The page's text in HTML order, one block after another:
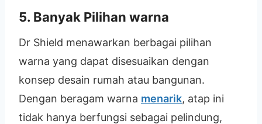
5. Banyak Pilihan warna
Dr Shield menawarkan berbagai pilihan
warna yang dapat disesuaikan dengan
konsep desain rumah atau bangunan.
Dengan beragam warna menarik, atap ini
tidak hanya berfungsi sebagai pelindung,